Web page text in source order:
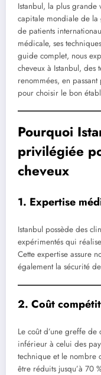
Istanbul, la plus grande
capitale mondiale de la
de patients
médicale, ses
guide complet, nous
cheveux à Istanbul, des
renommées, en
pour choisir le bon
Pourquoi
privilégiée
cheveux
1. Expertise
Istanbul possède des
expérimentés qui
Cette expertise assure
également la sécurité
2. Coût
Le coût d’une greffe de
inférieur à celui des
technique et le nombre
être réduits jusqu’à 70